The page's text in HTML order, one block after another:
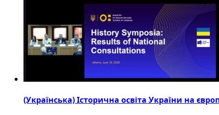
(Українська) Історична освіта України на